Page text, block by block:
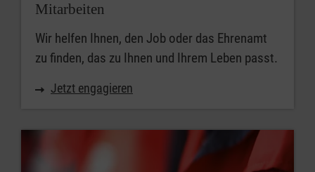
Mitarbeiten
Wir helfen Ihnen, den Job oder das Ehrenamt
zu finden, das zu Ihnen und Ihrem Leben passt.
Jetzt engagieren